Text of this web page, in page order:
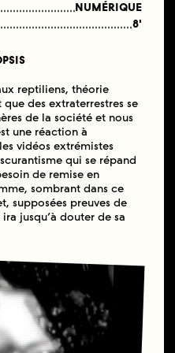
NUMÉRIQUE
8'
reptiliens, théorie
des extraterrestres se
de la société et nous
une réaction à
vidéos extrémistes
qui se répand
de remise en
sombrant dans ce
supposées preuves de
jusqu’à douter de sa